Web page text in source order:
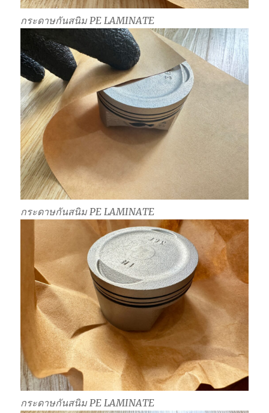
กระดาษกันสนิม PE LAMINATE
กระดาษกันสนิม PE LAMINATE
กระดาษกันสนิม PE LAMINATE